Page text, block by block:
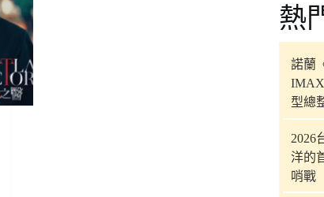
合
條
件
的
結
熱
諾蘭
型總
2026
洋的
哨戰